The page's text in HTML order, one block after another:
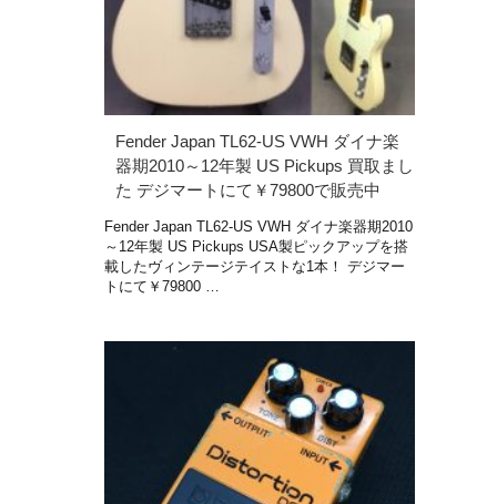
Fender Japan TL62-US VWH ダイナ楽
器期2010～12年製 US Pickups 買取まし
た デジマートにて￥79800で販売中
Fender Japan TL62-US VWH ダイナ楽器期2010
～12年製 US Pickups USA製ピックアップを搭
載したヴィンテージテイストな1本！ デジマー
トにて￥79800 …